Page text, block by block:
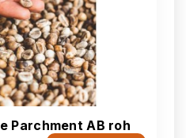
Parchment AB roh